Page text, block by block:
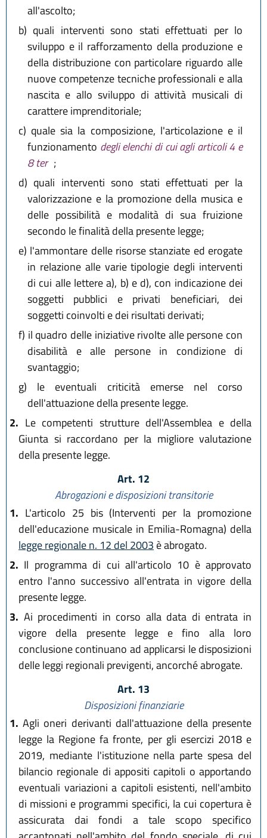
all'ascolto;
b) quali interventi sono stati effettuati per lo
sviluppo e il rafforzamento della produzione e
della distribuzione con particolare riguardo alle
nuove competenze tecniche professionali e alla
nascita e allo sviluppo di attività musicali di
carattere imprenditoriale;
c) quale sia la composizione, l'articolazione e il
funzionamento degli elenchi di cui agli articoli 4 e
8 ter ;
d) quali interventi sono stati effettuati per la
valorizzazione e la promozione della musica e
delle possibilità e modalità di sua fruizione
secondo le finalità della presente legge;
e) l'ammontare delle risorse stanziate ed erogate
in relazione alle varie tipologie degli interventi
di cui alle lettere a), b) e d), con indicazione dei
soggetti pubblici e privati beneficiari, dei
soggetti coinvolti e dei risultati derivati;
f) il quadro delle iniziative rivolte alle persone con
disabilità e alle persone in condizione di
svantaggio;
g) le eventuali criticità emerse nel corso
dell'attuazione della presente legge.
2. Le competenti strutture dell'Assemblea e della
Giunta si raccordano per la migliore valutazione
della presente legge.
Art. 12
Abrogazioni e disposizioni transitorie
1. L'articolo 25 bis (Interventi per la promozione
dell'educazione musicale in Emilia-Romagna) della
legge regionale n. 12 del 2003 è abrogato.
2. Il programma di cui all'articolo 10 è approvato
entro l'anno successivo all'entrata in vigore della
presente legge.
3. Ai procedimenti in corso alla data di entrata in
vigore della presente legge e fino alla loro
conclusione continuano ad applicarsi le disposizioni
delle leggi regionali previgenti, ancorché abrogate.
Art. 13
Disposizioni finanziarie
1. Agli oneri derivanti dall'attuazione della presente
legge la Regione fa fronte, per gli esercizi 2018 e
2019, mediante l'istituzione nella parte spesa del
bilancio regionale di appositi capitoli o apportando
eventuali variazioni a capitoli esistenti, nell'ambito
di missioni e programmi specifici, la cui copertura è
assicurata dai fondi a tale scopo specifico